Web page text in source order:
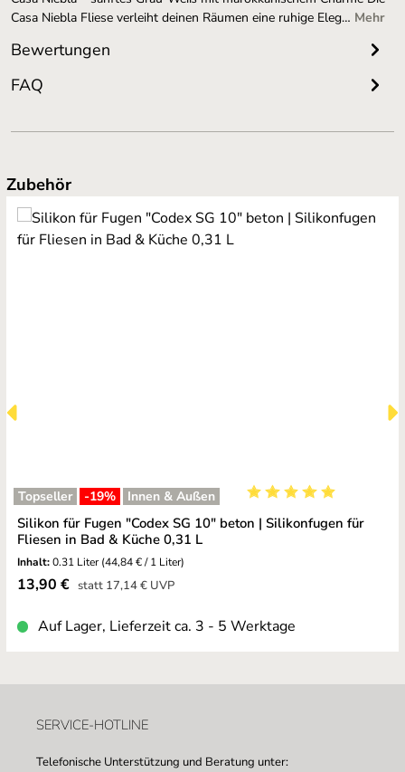
Casa Niebla Fliese verleiht deinen Räumen eine ruhige Eleg… Mehr
Bewertungen
FAQ
Produktgalerie überspringen
Zubehör
Topseller -19% Innen & Außen
Durchschnittliche
Silikon für Fugen "Codex SG 10" beton | Silikonfugen für
Fliesen in Bad & Küche 0,31 L
Inhalt:0.31 Liter(44,84 € / 1 Liter)
Verkaufspreis:
13,90 € statt Regulärer Preis:
17,14 €UVP
Auf Lager, Lieferzeit ca. 3 - 5 Werktage
SERVICE-HOTLINE
Telefonische Unterstützung und Beratung unter: